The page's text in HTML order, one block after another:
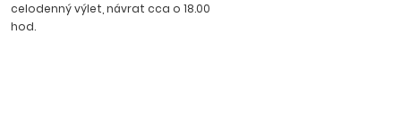
celodenný výlet, návrat cca o 18.00
hod.